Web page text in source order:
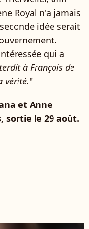
Royal n'a jamais
idée serait
qui a
à François de
vérité."
et Anne
sortie le 29 août.